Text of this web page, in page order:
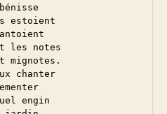
estoient
les notes
mignotes.
chanter
engin